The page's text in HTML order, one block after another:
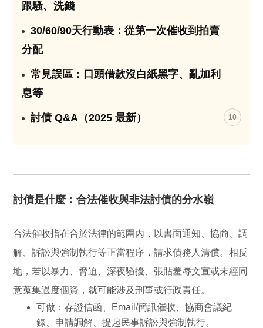
跟騷、洗錢
30/60/90天行動表：從第一次催收到拍賣
分配
常見誤區：口頭借款沒白紙黑字、亂加利
息等
討債 Q&A（2025 最新） 10
討債是什麼：合法催收與非法討債的分水嶺
合法催收指在合於法律的範圍內， 以書面通知、協商、調
解、訴訟與強制執行等正當程序，請求債務人清償。相反
地，若以暴力、脅迫、深夜騷擾、張貼羞辱文宣或未經同
意蒐集過度個資，就可能涉及刑事或行政責任。
可做 ：存證信函、Email/簡訊催收、協商會議紀
錄、申請調解、提起民事訴訟與強制執行。